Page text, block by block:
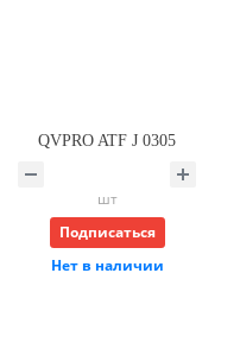
QVPRO ATF J 0305
шт
Подписаться
Нет в наличии